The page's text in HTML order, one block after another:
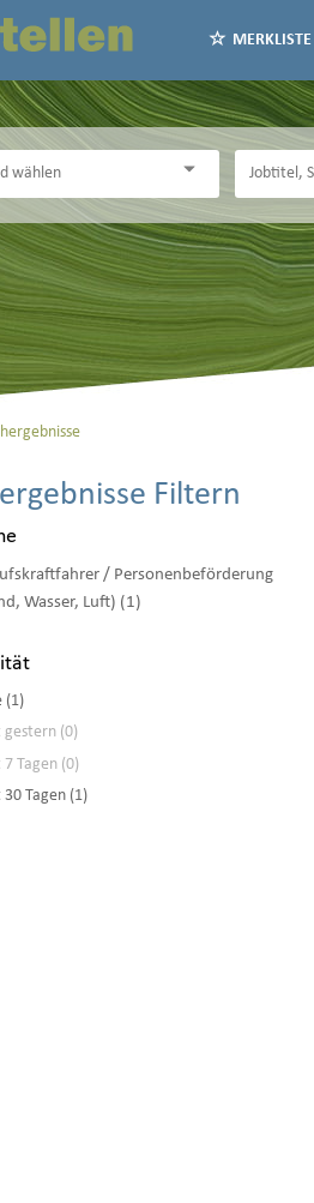
MERKLISTE
Filtern
/ Personenbeförderung
Wasser, Luft) (1)
(1)
gestern (0)
7 Tagen (0)
30 Tagen (1)